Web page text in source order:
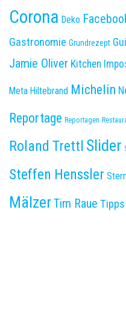
Corona Deko
Gastronomie Grundrezept
Jamie Oliver Kitchen
Meta Hiltebrand Michelin
Reportage Reportagen
Roland Trettl Slider
Steffen Henssler
MälzerTim Raue Tipps